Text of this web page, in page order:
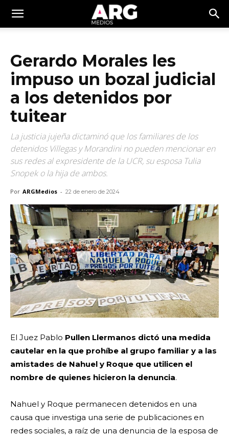
Gerardo Morales les
impuso un bozal judicial
a los detenidos por
tuitear
La justicia jujeña dictaminó que los familiares de los
detenidos Villegas y Morandini no pueden mencionar en
sus redes al expresidente de la UCR, su esposa Tulia
Snopek o la hija de ambos.
Por ARGMedios - 22 de enero de 2024
El Juez Pablo Pullen Llermanos dictó una medida
cautelar en la que prohíbe al grupo familiar y a las
amistades de Nahuel y Roque que utilicen el
nombre de quienes hicieron la denuncia.
Nahuel y Roque permanecen detenidos en una
causa que investiga una serie de publicaciones en
redes sociales, a raíz de una denuncia de la esposa de